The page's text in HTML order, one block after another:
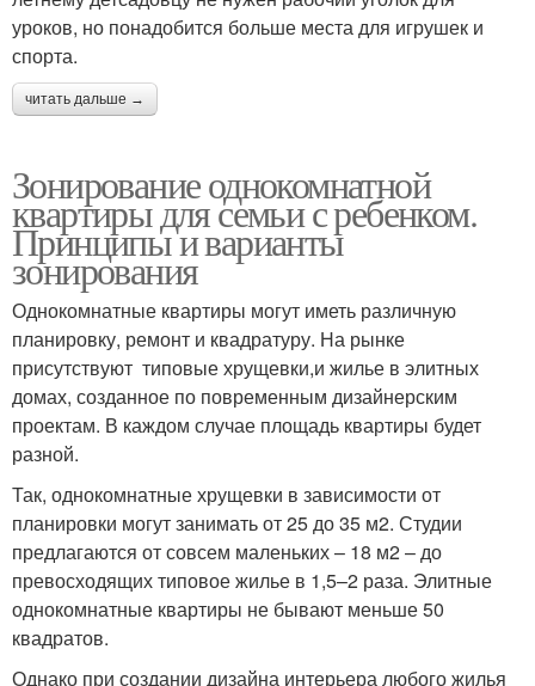
уроков, но понадобится больше места для игрушек и
спорта.
читать дальше →
Зонирование однокомнатной
квартиры для семьи с ребенком.
Принципы и варианты
зонирования
Однокомнатные квартиры могут иметь различную
планировку, ремонт и квадратуру. На рынке
присутствуют типовые хрущевки,и жилье в элитных
домах, созданное по повременным дизайнерским
проектам. В каждом случае площадь квартиры будет
разной.
Так, однокомнатные хрущевки в зависимости от
планировки могут занимать от 25 до 35 м2. Студии
предлагаются от совсем маленьких – 18 м2 – до
превосходящих типовое жилье в 1,5–2 раза. Элитные
однокомнатные квартиры не бывают меньше 50
квадратов.
Однако при создании дизайна интерьера любого жилья